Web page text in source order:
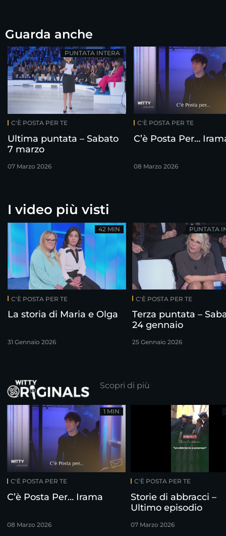
Guarda anche
C'È POSTA PER TE
Ultima puntata – Sabato
7 marzo
07 Marzo 2026
PUNTATA INTERA
C'È POSTA PER TE
C’è Posta Per…
08 Marzo 2026
I video più visti
C'È POSTA PER TE
La storia di Maria e Olga
31 Gennaio 2026
42 MIN
C'È POSTA PER TE
Terza puntata –
24 gennaio
25 Gennaio 2026
PUNTATA
Scopri di più
C'È POSTA PER TE
C’è Posta Per… Irama
08 Marzo 2026
1 MIN
C'È POSTA PER TE
Storie di abbracci –
Ultimo episodio
07 Marzo 2026